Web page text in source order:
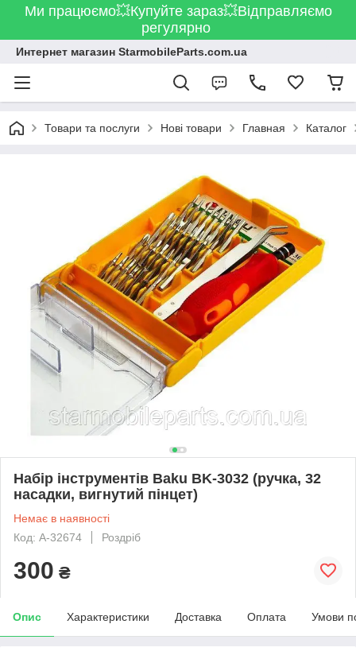
Ми працюємо💥Купуйте зараз💥Відправляємо
регулярно
Интернет магазин StarmobileParts.com.ua
Товари та послуги Нові товари Главная Каталог
Набір інструментів Baku BK-3032 (ручка, 32
насадки, вигнутий пінцет)
Немає в наявності
Код: A-32674
Роздріб
300 ₴
Опис Характеристики Доставка Оплата Умови